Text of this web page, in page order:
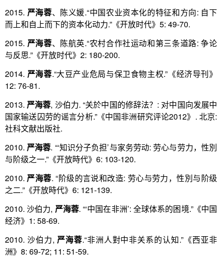
2015. 严海蓉、陈义媛.“中国农业资本化的特征和方向: 自下
而上和自上而下的资本化动力.”《开放时代》5: 49-70.
2015. 严海蓉、陈航英.“农村合作社运动和第三条道路: 争论
与反思.”《开放时代》2: 180-200.
2014. 严海蓉.“大豆产业危局与保卫食物主权.”《经济导刊》
12: 76-81.
2013. 严海蓉, 沙伯力. “关於中国的修辞法？: 对中国向发展中
国家输送囚劳的谣言分析.”《中国非洲研究评论2012》. 北京:
社科文献出版社.
2010. 严海蓉. “‘知识分子负担’与家务劳动: 劳心与劳力，性別
与阶级之一.”《开放時代》6: 103-120.
2010. 严海蓉. “阶级的言说和改造: 劳心与劳力，性別与阶级
之二.”《开放時代》6: 121-139.
2010. 沙伯力, 严海蓉. “‘中国在非洲’: 全球体系的困境.”《中国
经济》1: 58-69.
2010. 沙伯力, 严海蓉.“非洲人對中非关系的认知.”《西亚非
洲》8: 69-72; 11: 51-59.